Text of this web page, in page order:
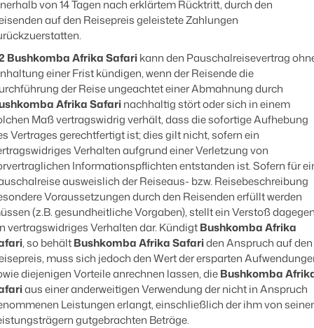
von 14 Tagen nach erklärtem Rücktritt, durch den
auf den Reisepreis geleistete Zahlungen
Bushkomba Afrika Safarikann den Pauschalreisevertrag
einer Frist kündigen, wenn der Reisende die
der Reise ungeachtet einer Abmahnung durch
Afrika Safarinachhaltig stört oder sich in einem
Maß vertragswidrig verhält, dass die sofortige Aufhebung
Vertrages gerechtfertigt ist; dies gilt nicht, sofern ein
Verhalten aufgrund einer Verletzung von
Informationspflichten entstanden ist. Sofern für
ausweislich der Reiseaus- bzw. Reisebeschreibung
Voraussetzungen durch den Reisenden erfüllt werden
(z.B. gesundheitliche Vorgaben), stellt ein Verstoß
vertragswidriges Verhalten dar. KündigtBushkomba Afrika
, so behältBushkomba Afrika Safariden Anspruch auf den
muss sich jedoch den Wert der ersparten
diejenigen Vorteile anrechnen lassen, dieBushkomba
aus einer anderweitigen Verwendung der nicht in Anspruch
Leistungen erlangt, einschließlich der ihm von
gutgebrachten Beträge.